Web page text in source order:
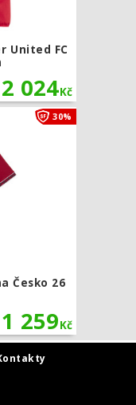
United FC
2 024Kč
Club Fleece
Česko 26
1 259Kč
30%